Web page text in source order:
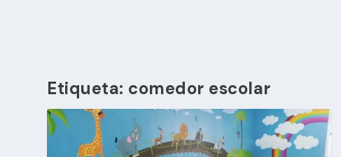
Etiqueta: comedor escolar